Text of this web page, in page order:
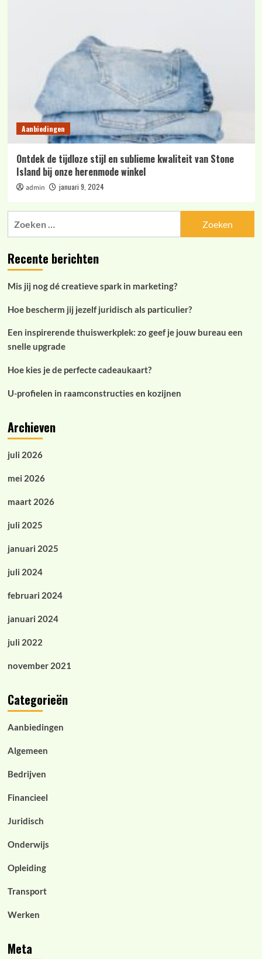
Aanbiedingen
Ontdek de tijdloze stijl en sublieme kwaliteit van Stone
Island bij onze herenmode winkel
admin januari 9, 2024
Recente berichten
Mis jij nog dé creatieve spark in marketing?
Hoe bescherm jij jezelf juridisch als particulier?
Een inspirerende thuiswerkplek: zo geef je jouw bureau een
snelle upgrade
Hoe kies je de perfecte cadeaukaart?
U-profielen in raamconstructies en kozijnen
Archieven
juli 2026
mei 2026
maart 2026
juli 2025
januari 2025
juli 2024
februari 2024
januari 2024
juli 2022
november 2021
Categorieën
Aanbiedingen
Algemeen
Bedrijven
Financieel
Juridisch
Onderwijs
Opleiding
Transport
Werken
Meta